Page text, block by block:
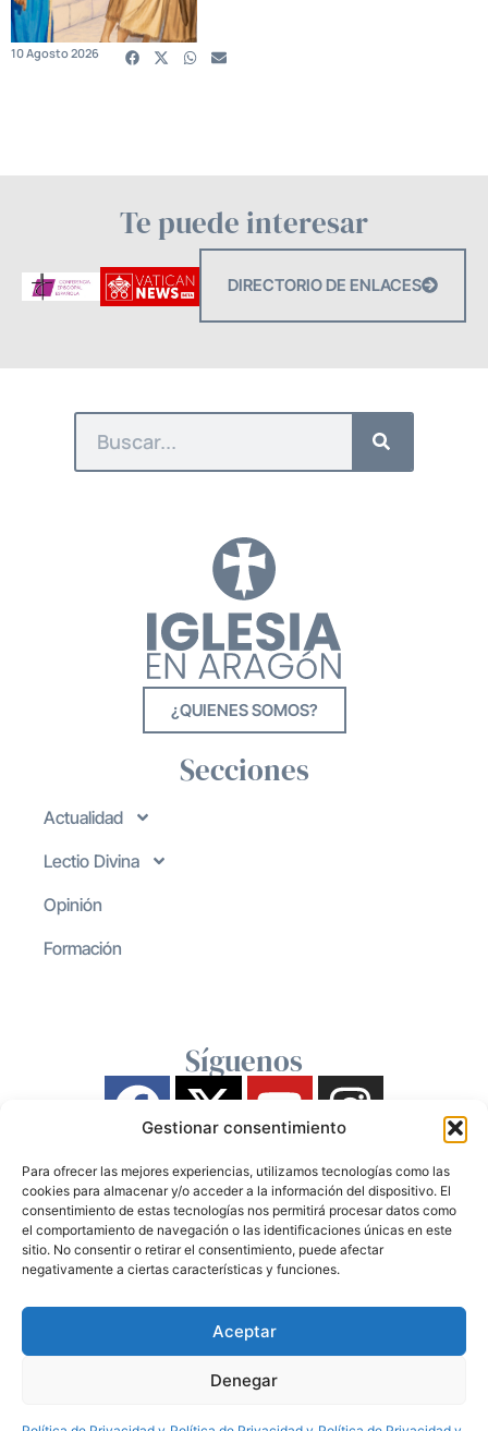
Gestionar consentimiento
Para ofrecer las mejores experiencias, utilizamos tecnologías como las
cookies para almacenar y/o acceder a la información del dispositivo. El
consentimiento de estas tecnologías nos permitirá procesar datos como
el comportamiento de navegación o las identificaciones únicas en este
sitio. No consentir o retirar el consentimiento, puede afectar
negativamente a ciertas características y funciones.
Aceptar
Denegar
10 Agosto 2026
Te puede interesar
DIRECTORIO DE ENLACES
¿QUIENES SOMOS?
Secciones
Actualidad
Lectio Divina
Opinión
Formación
Síguenos